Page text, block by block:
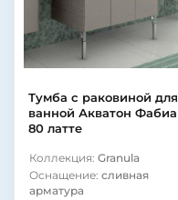
Тумба с раковиной для
ванной Акватон Фабиа
80 латте
Коллекция: Granula
Оснащение: сливная
арматура